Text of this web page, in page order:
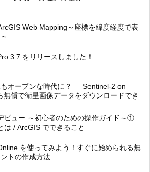
Web Mapping～座標を緯度経度で表
3.7 をリリースしました！
オープンな時代に？ ― Sentinel-2 on
無償で衛星画像データをダウンロードでき
ビュー ～初心者のための操作ガイド～①
は / ArcGIS でできること
を使ってみよう！すぐに始められる無
トの作成方法